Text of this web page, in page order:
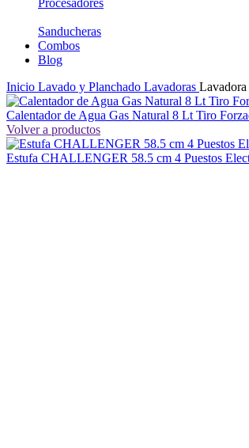
Sanducheras
Combos
Blog
Inicio Lavado y Planchado Lavadoras
Calentador de Agua Gas Natural 8 Lt Tiro
Volver a productos
Estufa CHALLENGER 58.5 cm 4 Puestos